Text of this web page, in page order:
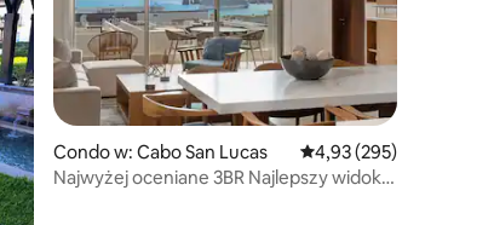
Condo w: Cabo San Lucas Średnia ocena: 4,93
4,93 (295)
Najwyżej oceniane 3BR Najlepszy widok